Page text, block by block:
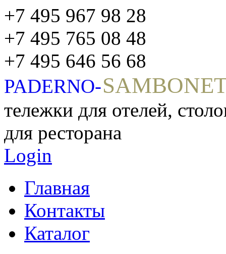
+7 495 967 98 28
+7 495 765 08 48
+7 495 646 56 68
PADERNO-
тележки для отелей,
для ресторана
Login
Главная
Контакты
Каталог